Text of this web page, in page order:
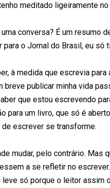
meditado ligeiramente
uma conversa? É um resumo
para o Jornal do Brasil, eu só
à medida que escrevia
breve publicar minha vida
que estou escrevendo
para um livro, que só é
escrever se transforme.
mudar, pelo contrário.
a se refletir no
leve só porque o leitor assim